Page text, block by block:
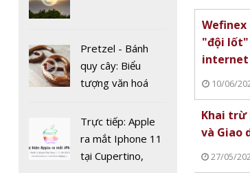
EVN phấn đấu đến
năm 2025 dịch vụ
khách hàng điện
Pretzel - Bánh
quy cây: Biểu
tượng văn hoá
tranh cãi về nguồn
gốc
Trực tiếp: Apple
ra mắt Iphone 11
tại Cupertino,
Wefinex
"đội lốt"
internet
10/06/
Khai trừ
và Giao
27/05/